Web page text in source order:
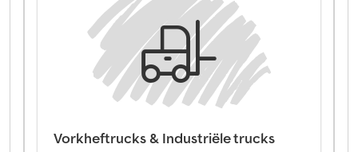
Vorkheftrucks & Industriële trucks